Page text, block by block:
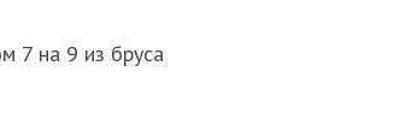
7 на 9 из бруса